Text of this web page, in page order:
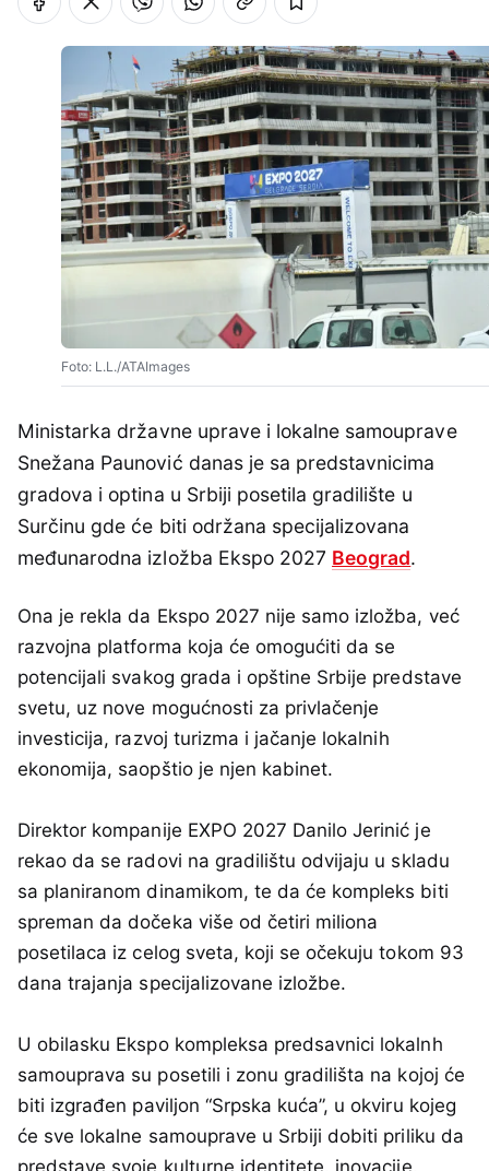
Foto: L.L./ATAImages
Ministarka državne uprave i lokalne samouprave
Snežana Paunović danas je sa predstavnicima
gradova i optina u Srbiji posetila gradilište u
Surčinu gde će biti održana specijalizovana
međunarodna izložba Ekspo 2027 Beograd.
Ona je rekla da Ekspo 2027 nije samo izložba, već
razvojna platforma koja će omogućiti da se
potencijali svakog grada i opštine Srbije predstave
svetu, uz nove mogućnosti za privlačenje
investicija, razvoj turizma i jačanje lokalnih
ekonomija, saopštio je njen kabinet.
Direktor kompanije EXPO 2027 Danilo Jerinić je
rekao da se radovi na gradilištu odvijaju u skladu
sa planiranom dinamikom, te da će kompleks biti
spreman da dočeka više od četiri miliona
posetilaca iz celog sveta, koji se očekuju tokom 93
dana trajanja specijalizovane izložbe.
U obilasku Ekspo kompleksa predsavnici lokalnh
samouprava su posetili i zonu gradilišta na kojoj će
biti izgrađen paviljon “Srpska kuća”, u okviru kojeg
će sve lokalne samouprave u Srbiji dobiti priliku da